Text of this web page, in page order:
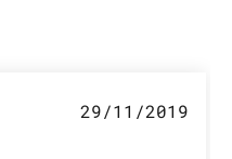
29/11/2019